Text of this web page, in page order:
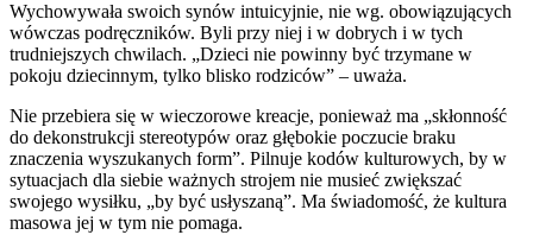
Wychowywała swoich synów intuicyjnie, nie wg. obowiązujących
wówczas podręczników. Byli przy niej i w dobrych i w tych
trudniejszych chwilach. „Dzieci nie powinny być trzymane w
pokoju dziecinnym, tylko blisko rodziców” – uważa.
Nie przebiera się w wieczorowe kreacje, ponieważ ma „skłonność
do dekonstrukcji stereotypów oraz głębokie poczucie braku
znaczenia wyszukanych form”. Pilnuje kodów kulturowych, by w
sytuacjach dla siebie ważnych strojem nie musieć zwiększać
swojego wysiłku, „by być usłyszaną”. Ma świadomość, że kultura
masowa jej w tym nie pomaga.